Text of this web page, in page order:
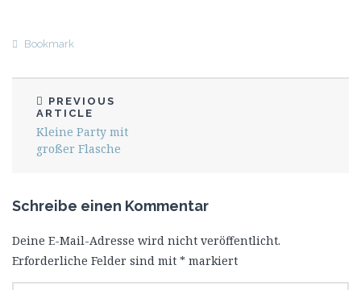
Bookmark
PREVIOUS
ARTICLE
Kleine Party mit
großer Flasche
Schreibe einen Kommentar
Deine E-Mail-Adresse wird nicht veröffentlicht.
Erforderliche Felder sind mit * markiert